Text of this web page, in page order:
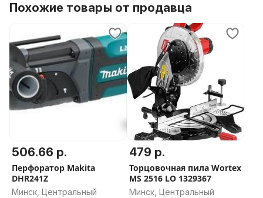
Похожие товары от продавца
506.66 р.
Перфоратор Makita
DHR241Z
Минск, Центральный
479 р.
Торцовочная пила Wortex
MS 2516 LO 1329367
Минск, Центральный